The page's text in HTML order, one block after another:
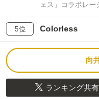
ェス」コラボレー
5位 Colorless
向
ランキング共有